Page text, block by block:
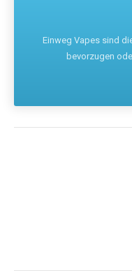
Einweg Vapes sind
bevorzugen